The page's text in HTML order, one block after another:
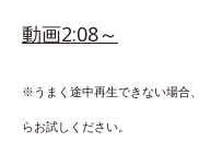
動画2:08～
※うまく途中再生できない場合
らお試しください。